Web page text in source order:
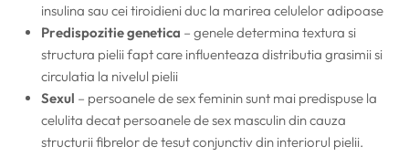
insulina sau cei tiroidieni duc la marirea celulelor adipoase
Predispozitie genetica – genele determina textura si
structura pielii fapt care influenteaza distributia grasimii si
circulatia la nivelul pielii
Sexul – persoanele de sex feminin sunt mai predispuse la
celulita decat persoanele de sex masculin din cauza
structurii fibrelor de tesut conjunctiv din interiorul pielii.